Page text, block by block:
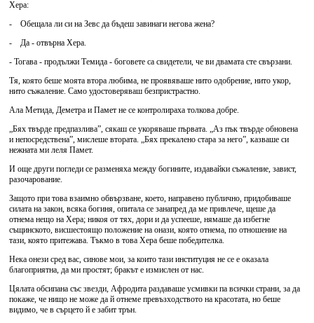
Хера:
- Обещала ли си на Зевс да бъдеш завинаги негова жена?
- Да - отвърна Хера.
- Тогава - продължи Темида - боговете са свидетели, че ви двамата сте свързани.
Тя, която беше моята втора любима, не проявяваше нито одобрение, нито укор,
нито съжаление. Само удостоверяваш безпристрастно.
Ала Метида, Деметра и Памет не се контролираха толкова добре.
„Бях твърде предпазлива”, сякаш се укоряваше първата. „Аз пък твърде обновена
и непосредствена”, мислеше втората. „Бях прекалено стара за него”, казваше си
нежната ми леля Памет.
И още други погледи се разменяха между богините, издавайки съжаление, завист,
разочарование.
Защото при това взаимно обвързване, което, направено публично, придобиваше
силата на закон, всяка богиня, опитала се занапред да ме привлече, щеше да
отнема нещо на Хера; никоя от тях, дори и да успееше, нямаше да избегне
същинското, висшестоящо положение на онази, която отнема, по отношение на
тази, която притежава. Тъкмо в това Хера беше победителка.
Нека онези сред вас, синове мои, за които тази институция не се е оказала
благоприятна, да ми простят; бракът е измислен от нас.
Цялата обсипана със звезди, Афродита раздаваше усмивки па всички страни, за да
покаже, че нищо не може да й отнеме превъзходството на красотата, но беше
видимо, че в сърцето й е забит трън.